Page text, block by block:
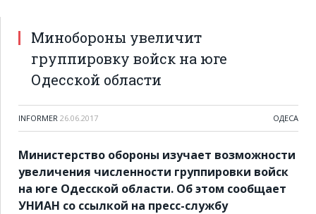
Минобороны увеличит
группировку войск на юге
Одесской области
INFORMER 26.06.2017 ОДЕСА
Министерство обороны изучает возможности
увеличения численности группировки войск
на юге Одесской области. Об этом сообщает
УНИАН со ссылкой на пресс-службу